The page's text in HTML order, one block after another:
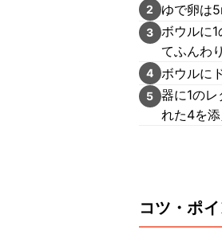
2 ゆで卵は
3 ボウルに
てふんわ
4 ボウルに
5 器に1の
れた4を添
コツ・ポ